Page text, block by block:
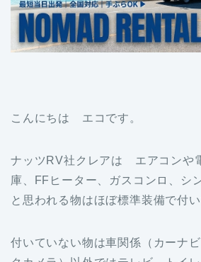
こんにちは エコです。
ナッツRV社クレアは エアコンや
庫、FFヒーター、ガスコンロ、
と思われる物はほぼ標準装備で付い
付いていない物は車関係（カーナ